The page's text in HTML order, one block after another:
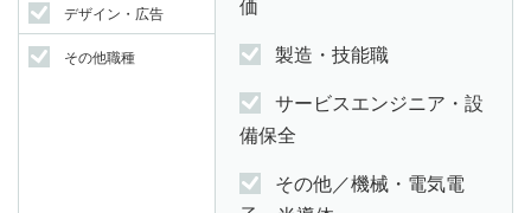
デザイン・広告
その他職種
価
製造・技能職
サービスエンジニア・設
備保全
その他／機械・電気電